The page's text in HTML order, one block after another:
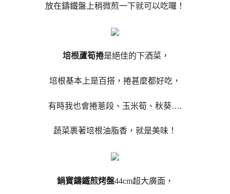
放在鑄鐵盤上稍微煎一下就可以吃囉！
培根蘆筍捲是絕佳的下酒菜，
培根基本上是百搭，捲甚麼都好吃，
有時我也會捲蔥段、玉米筍、秋葵….
蔬菜裹著培根油脂香，就是美味！
鍋寶鑄鐵煎烤盤44cm超大廣面，